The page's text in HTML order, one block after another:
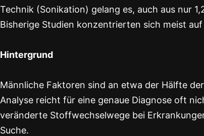
Technik (Sonikation) gelang es, auch aus nur
Bisherige Studien konzentrierten sich meist auf
Hintergrund
Männliche Faktoren sind an etwa der Hälfte
Analyse reicht für eine genaue Diagnose oft
veränderte Stoffwechselwege bei
Suche.